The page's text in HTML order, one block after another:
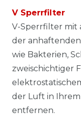
V Sperrfilter
V-Sperrfilter mit
der
wie Bakterien,
zweischichtiger
der Luft in
entfernen.